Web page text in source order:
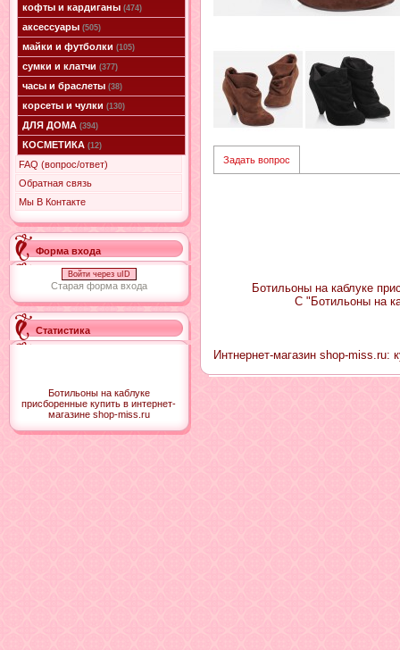
кофты и кардиганы (474)
аксессуары (505)
майки и футболки (105)
сумки и клатчи (377)
часы и браслеты (38)
корсеты и чулки (130)
ДЛЯ ДОМА (394)
КОСМЕТИКА (12)
FAQ (вопрос/ответ)
Обратная связь
Мы В Контакте
Форма входа
Войти через uID
Старая форма входа
Статистика
Ботильоны на каблуке
присборенные купить в интернет-
магазине shop-miss.ru
Задать вопрос
Ботильоны на каблуке
С "Ботильоны на
Интнернет-магазин shop-miss.ru: